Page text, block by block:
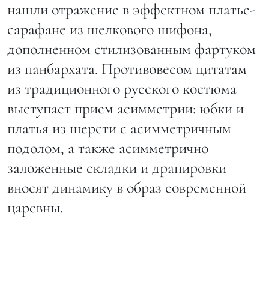
нашли отражение в эффектном платье-
сарафане из шелкового шифона,
дополненном стилизованным фартуком
из панбархата. Противовесом цитатам
из традиционного русского костюма
выступает прием асимметрии: юбки и
платья из шерсти с асимметричным
подолом, а также асимметрично
заложенные складки и драпировки
вносят динамику в образ современной
царевны.